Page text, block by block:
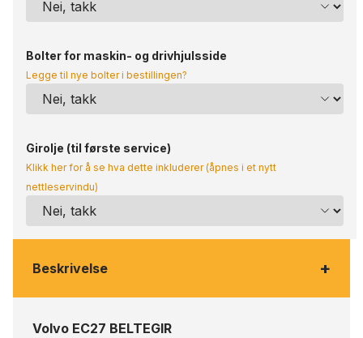
Bolter for maskin- og drivhjulsside
Legge til nye bolter i bestillingen?
Girolje (til første service)
Klikk her for å se hva dette inkluderer (åpnes i et nytt
nettleservindu)
Beskrivelse +
Volvo EC27 BELTEGIR